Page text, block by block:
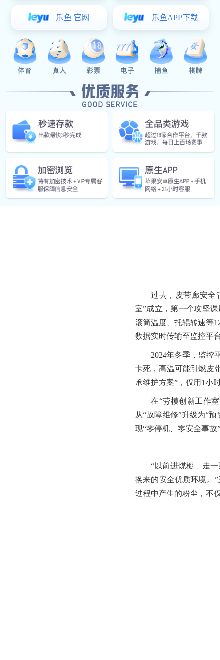
运输流转中落地生根。
皮带跑偏5厘米，
里。每天清晨，王飞
识别工具”。作为煤炭
过去，皮带廊安全
室”成立，第一个攻坚
滚筒温度、托辊转速等
数据实时传输至监控平
2024年冬季，监控
卡死，高温可能引燃皮
承维护方案”，仅用1小
在“劳模创新工作
从“故障维修”升级为“
现“零停机、零安全事故
“以前进煤棚，走
换来的安全优质环境。
过程中产生的粉尘，不